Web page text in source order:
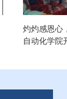
灼灼感恩
自动化学院